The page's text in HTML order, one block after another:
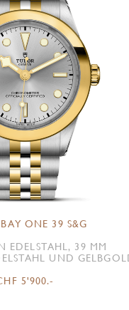
ONE 39 S&G
EDELSTAHL, 39 MM
UND
5'900.-